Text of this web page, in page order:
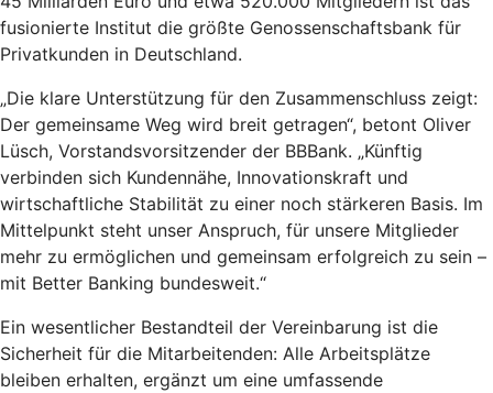
fusionierte Institut die größte Genossenschaftsbank für
Privatkunden in Deutschland.
„Die klare Unterstützung für den Zusammenschluss zeigt:
Der gemeinsame Weg wird breit getragen“, betont Oliver
Lüsch, Vorstandsvorsitzender der BBBank. „Künftig
verbinden sich Kundennähe, Innovationskraft und
wirtschaftliche Stabilität zu einer noch stärkeren Basis. Im
Mittelpunkt steht unser Anspruch, für unsere Mitglieder
mehr zu ermöglichen und gemeinsam erfolgreich zu sein –
mit Better Banking bundesweit.“
Ein wesentlicher Bestandteil der Vereinbarung ist die
Sicherheit für die Mitarbeitenden: Alle Arbeitsplätze
bleiben erhalten, ergänzt um eine umfassende